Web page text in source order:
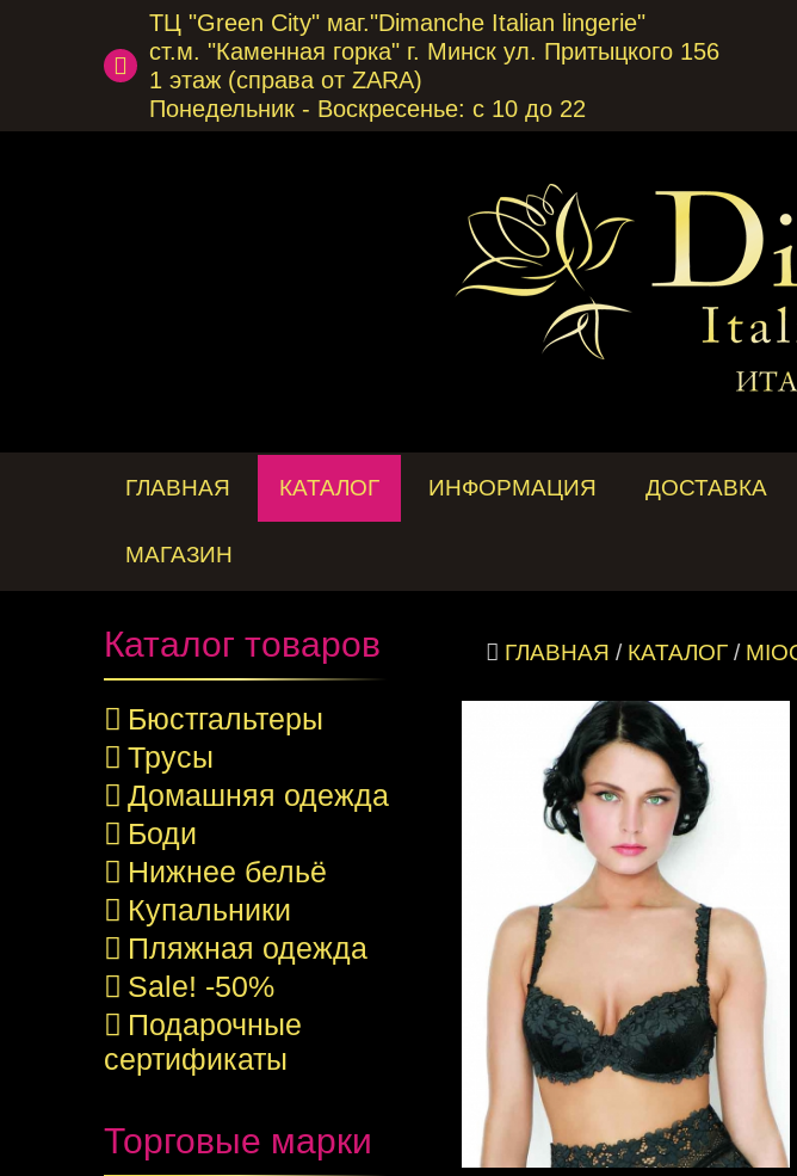
ТЦ "Green City" маг."Dimanche Italian lingerie"
ст.м. "Каменная горка" г. Минск ул. Притыцкого 156
1 этаж (справа от ZARA)
Понедельник - Воскресенье: с 10 до 22
ГЛАВНАЯ КАТАЛОГ ИНФОРМАЦИЯ ДОСТАВКА
МАГАЗИН
Каталог товаров
Бюстгальтеры
Трусы
Домашняя одежда
Боди
Нижнее бельё
Купальники
Пляжная одежда
Sale! -50%
Подарочные
сертификаты
Торговые марки
ГЛАВНАЯ / КАТАЛОГ /